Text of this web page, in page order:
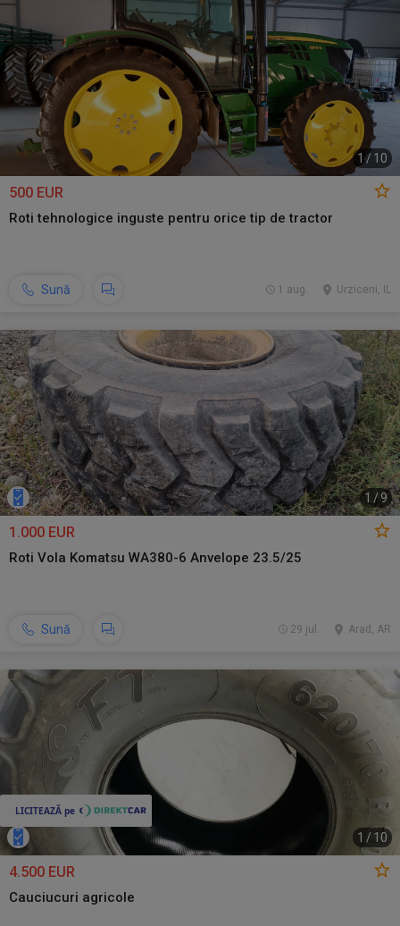
1 / 10
500 EUR
Roti tehnologice inguste pentru orice tip de tractor
Sună Urziceni, IL
1 aug.
1 /9
1.000 EUR
Roti Vola Komatsu WA380-6 Anvelope 23.5/25
Sună Arad, AR
29 jul.
1 / 10
4.500 EUR
Cauciucuri agricole